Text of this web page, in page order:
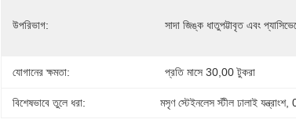
উপরিভাগ: সাদা জিঙ্ক ধাতুপট্টাবৃত এবং
যোগানের ক্ষমতা: প্রতি মাসে 30,00 টুকরা
বিশেষভাবে তুলে ধরা: মসৃণ স্টেইনলেস স্টীল ঢালাই যন্ত্রাংশ,